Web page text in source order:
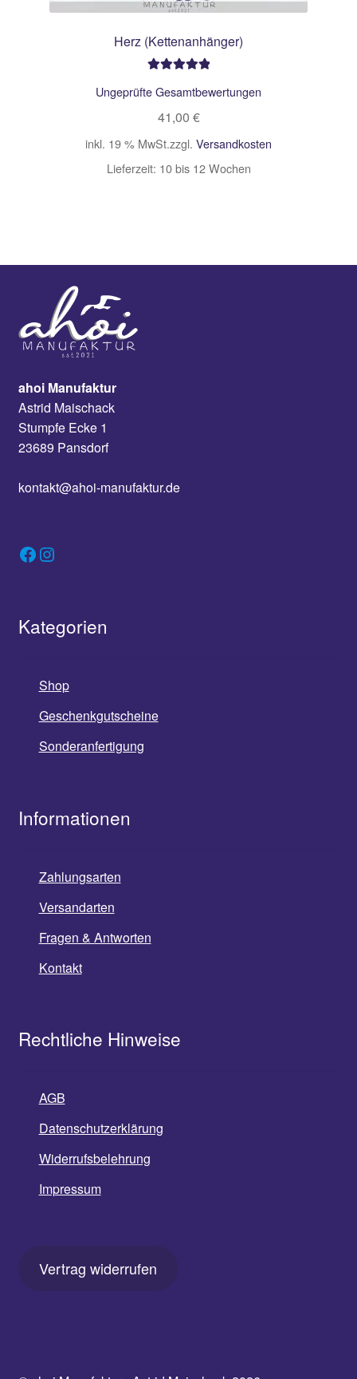
Herz (Kettenanhänger)
5.00von 5
Ungeprüfte Gesamtbewertungen
41,00 €
inkl. 19 % MwSt.zzgl. Versandkosten
Lieferzeit: 10 bis 12 Wochen
ahoi Manufaktur
Astrid Maischack
Stumpfe Ecke 1
23689 Pansdorf
kontakt@ahoi-manufaktur.de
Facebook
Instagram
Kategorien
Shop
Geschenkgutscheine
Sonderanfertigung
Informationen
Zahlungsarten
Versandarten
Fragen & Antworten
Kontakt
Rechtliche Hinweise
AGB
Datenschutzerklärung
Widerrufsbelehrung
Impressum
Vertrag widerrufen